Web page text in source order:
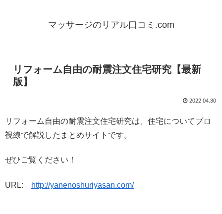
マッサージのリアル口コミ.com
リフォーム自由の耐震注文住宅研究【最新
版】
2022.04.30
リフォーム自由の耐震注文住宅研究は、住宅についてプロ
視線で解説したまとめサイトです。
ぜひご覧ください！
URL: http://yanenoshuriyasan.com/